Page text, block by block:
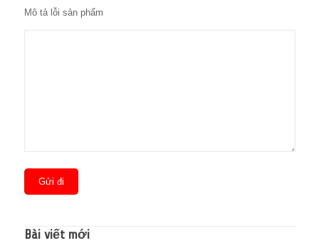
Mô tả lỗi sản phẩm
Bài viết mới